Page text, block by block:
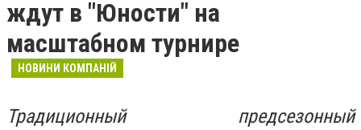
ждут в "Юности" на
масштабном турнире
НОВИНИ КОМПАНІЙ
Традиционный предсезонный